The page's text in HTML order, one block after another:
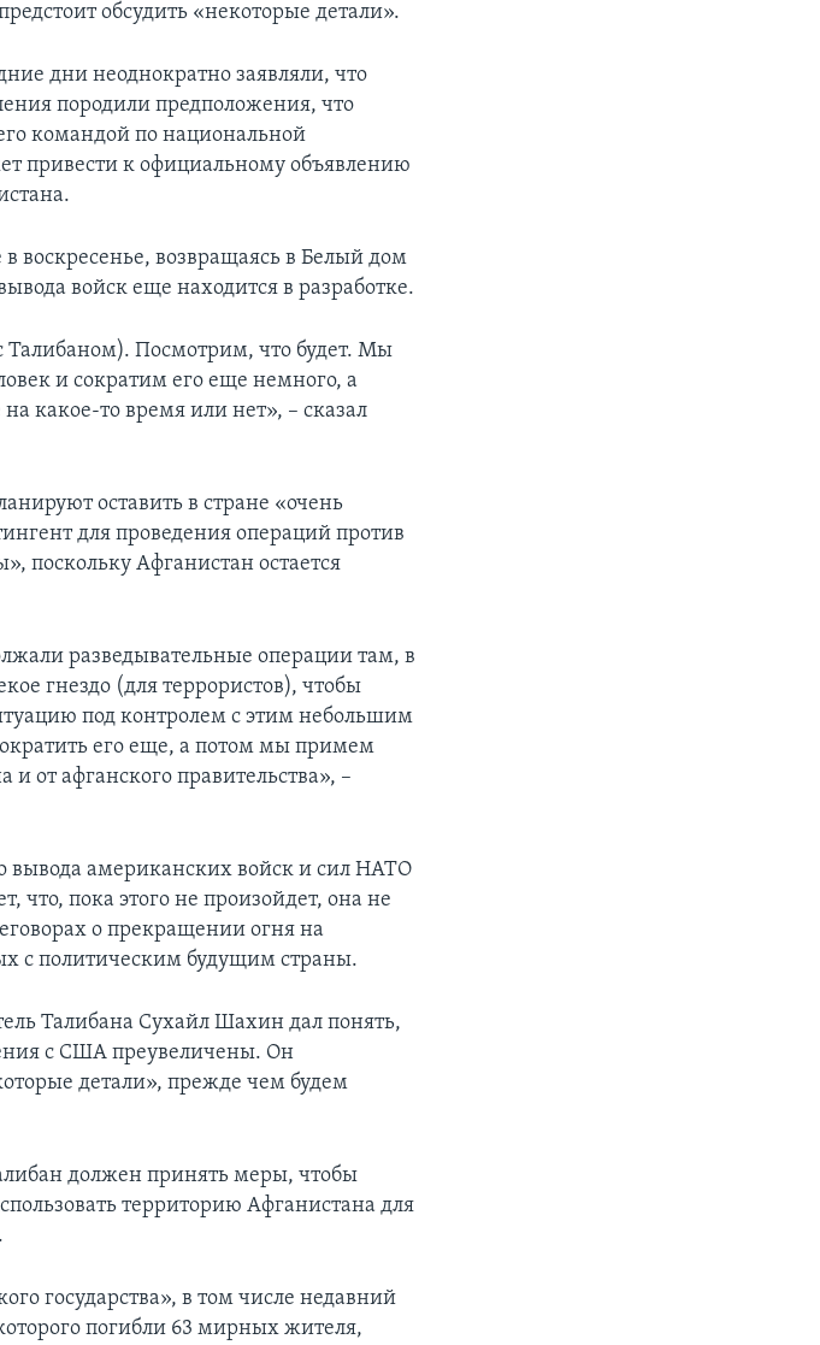
обсудить «некоторые детали».
дни неоднократно заявляли, что
породили предположения, что
командой по национальной
привести к официальному объявлению
воскресенье, возвращаясь в Белый дом
войск еще находится в разработке.
Талибаном). Посмотрим, что будет. Мы
и сократим его еще немного, а
какое-то время или нет», – сказал
оставить в стране «очень
для проведения операций против
поскольку Афганистан остается
разведывательные операции там, в
гнездо (для террористов), чтобы
под контролем с этим небольшим
его еще, а потом мы примем
от афганского правительства», –
вывода американских войск и сил НАТО
что, пока этого не произойдет, она не
о прекращении огня на
с политическим будущим страны.
Талибана Сухайл Шахин дал понять,
с США преувеличены. Он
детали», прежде чем будем
должен принять меры, чтобы
территорию Афганистана для
государства», в том числе недавний
погибли 63 мирных жителя,